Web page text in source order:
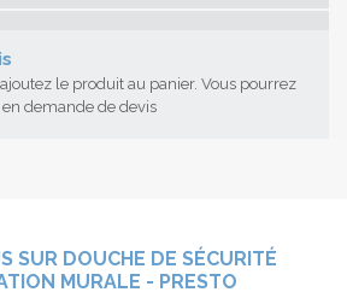
le produit au panier. Vous pourrez
demande de devis
SUR DOUCHE DE SÉCURITÉ
MURALE - PRESTO